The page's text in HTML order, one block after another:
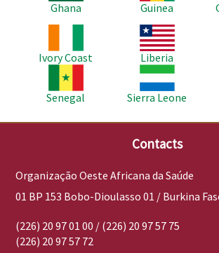
Ghana
Guinea
Ivory Coast
Imagem
Liberia
Imagem
Senegal
Imagem
Sierra Leone
Contacts
Organização Oeste Africana da Saúde
01 BP 153 Bobo-Dioulasso 01 / Burkina
(226) 20 97 01 00 / (226) 20 97 57 75
(226) 20 97 57 72